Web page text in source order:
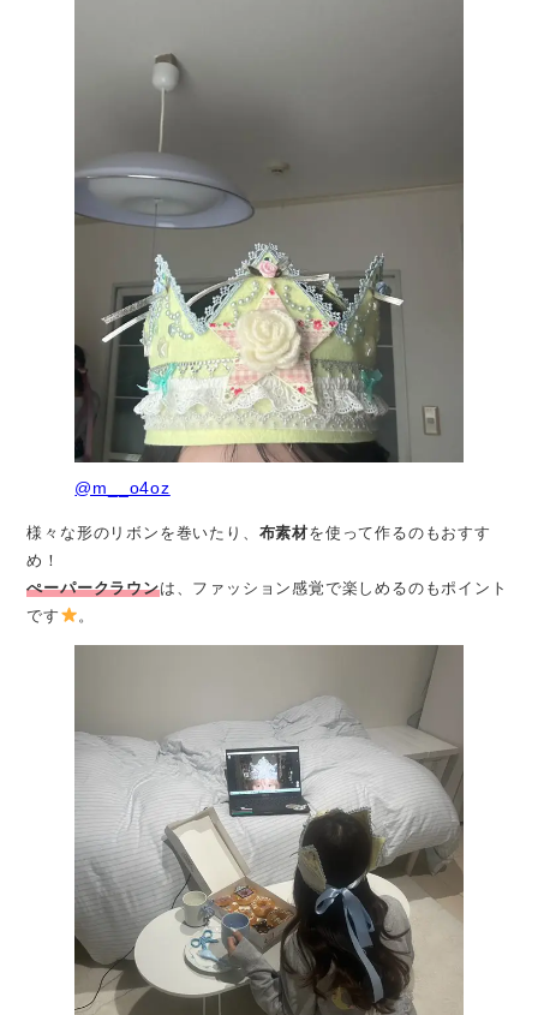
@m__o4oz
様々な形のリボンを巻いたり、 布素材を使って作るのもおすす
め！
ぺーパークラウンは、ファッション感覚で楽しめるのもポイント
です
。